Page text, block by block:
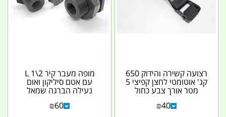
רצועה קשירה והידוק 650
קג' אוטומטי לחצן קפיצי 5
מטר אורך צבע כחול
עמוק רוחב 5...
₪40
מופה מעבר קיר 2\1 L
עם אטם סיליקון ואום
נעילה הברגה שמאל
₪60